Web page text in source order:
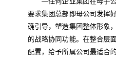
要求集团总部即母公司发挥
确引导，塑造集团整体形象
的战略协同功能。在整合层
配置，给予所属公司最适合